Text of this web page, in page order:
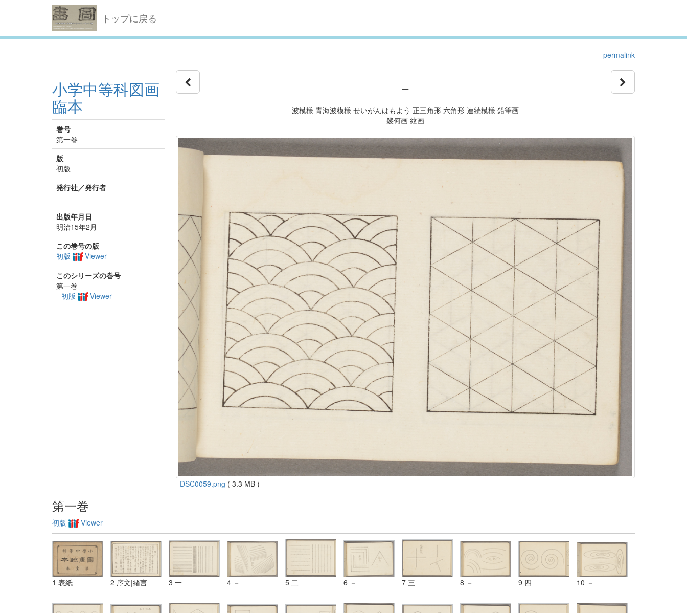
トップに戻る
permalink
小学中等科図画
臨本
巻号
第一巻
版
初版
発行社／発行者
-
出版年月日
明治15年2月
この巻号の版
初版
Viewer
このシリーズの巻号
第一巻
初版
Viewer
－
波模様 青海波模様 せいがんはもよう 正三角形 六角形 連続模様 鉛筆画
幾何画 紋画
_DSC0059.png ( 3.3 MB )
第一巻
初版 Viewer
1 表紙 2 序文|緒言 3 一 4 － 5 二 6 － 7 三 8 － 9 四 10 －